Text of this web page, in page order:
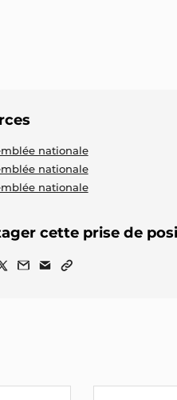
nationale
nationale
nationale
cette prise de